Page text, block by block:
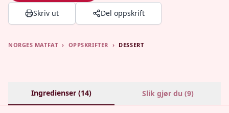
Skriv ut Del oppskrift
NORGES MATFAT › OPPSKRIFTER › DESSERT
Ingredienser (14) Slik gjør du (9)